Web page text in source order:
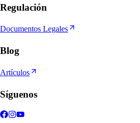
Regulación
Documentos Legales
Blog
Artículos
Síguenos